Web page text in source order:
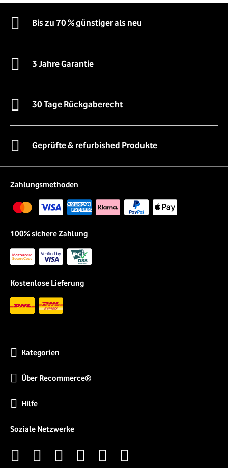
Bis zu 70 % günstiger als neu
3 Jahre Garantie
30 Tage Rückgaberecht
Geprüfte & refurbished Produkte
Zahlungsmethoden
100% sichere Zahlung
Kostenlose Lieferung
Kategorien
Über Recommerce®
Hilfe
Soziale Netzwerke